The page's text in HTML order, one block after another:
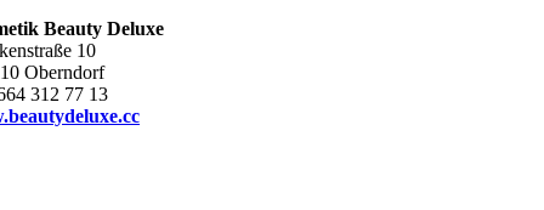
Beauty Deluxe
10
Oberndorf
312 77 13